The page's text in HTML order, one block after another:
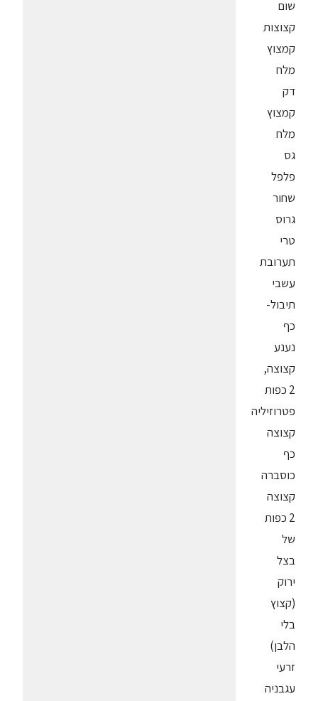
שום
קצוצות
קמצוץ
מלח
דק
קמצוץ
מלח
גס
פלפל
שחור
גרוס
טרי
תערובת
עשבי
תיבול-
כף
נענע
קצוצה,
2 כפות
פטרוזיליה
קצוצה
כף
כוסברה
קצוצה
2 כפות
של
בצל
ירוק
(קצוץ
בלי
הלבן)
זרעי
עגבניה